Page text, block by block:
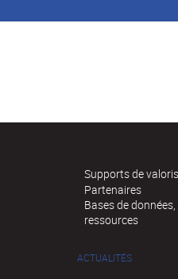
Supports de
Partenaires
Bases de
ressources
ACTUALITÉS